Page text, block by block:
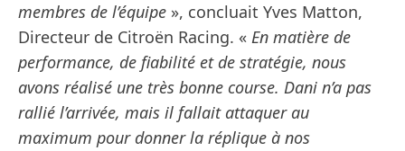
membres de l’équipe », concluait Yves Matton,
Directeur de Citroën Racing. « En matière de
performance, de fiabilité et de stratégie, nous
avons réalisé une très bonne course. Dani n’a pas
rallié l’arrivée, mais il fallait attaquer au
maximum pour donner la réplique à nos